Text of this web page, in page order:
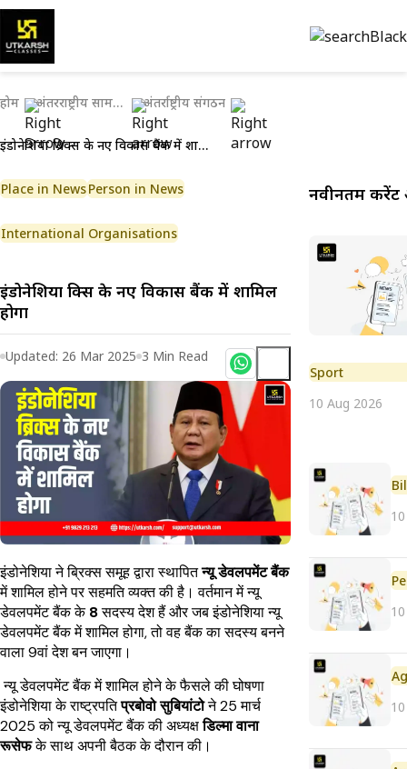
होम अंतरराष्ट्रीय सामयिकी अंतर्राष्ट्रीय संगठन
इंडोनेशिया ब्रिक्स के नए विकास बैंक में शामिल होगा
Place in NewsPerson in News
International Organisations
इंडोनेशिया ब्रिक्स के नए विकास बैंक में शामिल
होगा
Updated: 26 Mar 2025 3 Min Read
इंडोनेशिया ने ब्रिक्स समूह द्वारा स्थापितन्यू डेवलपमेंट बैंक
में शामिल होने पर सहमति व्यक्त की है। वर्तमान में न्यू
डेवलपमेंट बैंक के8सदस्य देश हैं और जब इंडोनेशिया न्यू
डेवलपमेंट बैंक में शामिल होगा, तो वह बैंक का सदस्य बनने
वाला 9वां देश बन जाएगा।
न्यू डेवलपमेंट बैंक में शामिल होने के फैसले की घोषणा
इंडोनेशिया के राष्ट्रपतिप्रबोवो सुबियांटोने 25 मार्च
2025 को न्यू डेवलपमेंट बैंक की अध्यक्षडिल्मा वाना
रूसेफके साथ अपनी बैठक के दौरान की।
नवीनतम करेंट
Sport
10 Aug 2026